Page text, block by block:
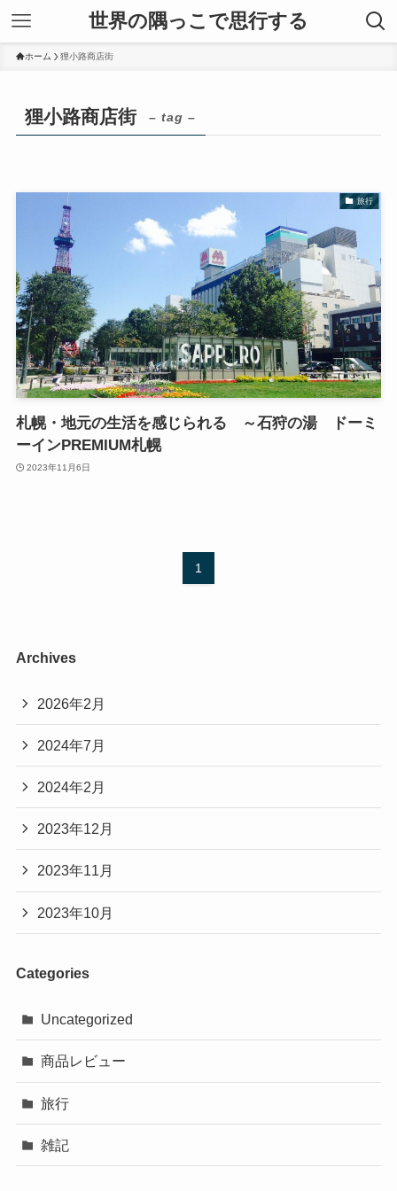
世界の隅っこで思行する
ホーム 狸小路商店街
狸小路商店街 – tag –
旅行
札幌・地元の生活を感じられる ～石狩の湯 ドーミ
ーインPREMIUM札幌
2023年11月6日
1
Archives
2026年2月
2024年7月
2024年2月
2023年12月
2023年11月
2023年10月
Categories
Uncategorized
商品レビュー
旅行
雑記